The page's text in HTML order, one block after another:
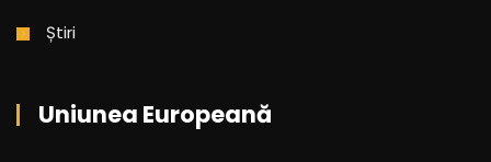
Știri
Uniunea Europeană